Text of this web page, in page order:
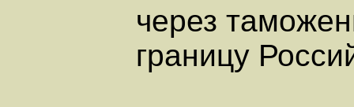
через
границу